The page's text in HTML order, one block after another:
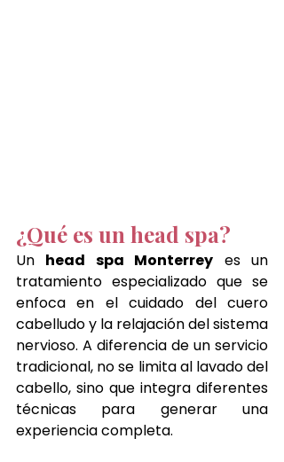
¿Qué es un head spa?
Un head spa Monterrey es un
tratamiento especializado que se
enfoca en el cuidado del cuero
cabelludo y la relajación del sistema
nervioso. A diferencia de un servicio
tradicional, no se limita al lavado del
cabello, sino que integra diferentes
técnicas para generar una
experiencia completa.